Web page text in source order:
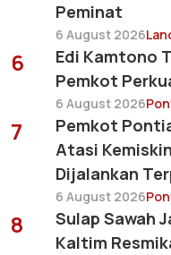
Peminat
6 August 2026
6
Edi Kamtono
Pemkot
6 August 2026
7
Pemkot
Atasi
Dijalankan
6 August 2026
8
Sulap Sawah
Kaltim